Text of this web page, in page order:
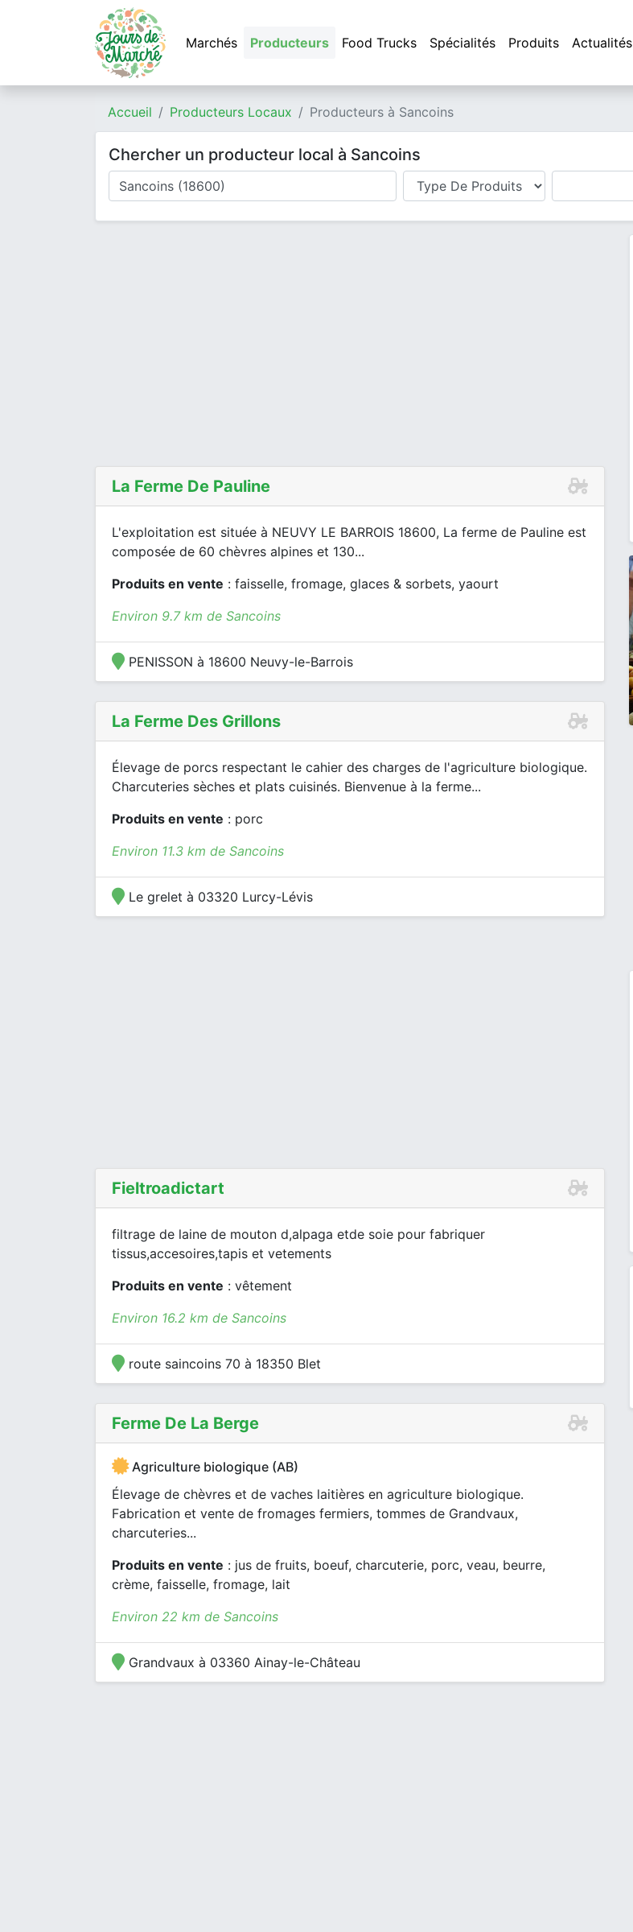
Marchés Producteurs Food Trucks Spécialités Produits Actualités
Accueil Producteurs Locaux Producteurs à Sancoins
Chercher un producteur local à Sancoins
Où cherchez-vous un producteur ?
Type de produits
Produits
Mode de livraison
La Ferme De Pauline
L'exploitation est située à NEUVY LE BARROIS 18600, La ferme de Pauline est
composée de 60 chèvres alpines et 130...
Produits en vente : faisselle, fromage, glaces & sorbets, yaourt
Environ 9.7 km de Sancoins
PENISSON à 18600 Neuvy-le-Barrois
La Ferme Des Grillons
Élevage de porcs respectant le cahier des charges de l'agriculture biologique.
Charcuteries sèches et plats cuisinés. Bienvenue à la ferme...
Produits en vente : porc
Environ 11.3 km de Sancoins
Le grelet à 03320 Lurcy-Lévis
Fieltroadictart
filtrage de laine de mouton d,alpaga etde soie pour fabriquer
tissus,accesoires,tapis et vetements
Produits en vente : vêtement
Environ 16.2 km de Sancoins
route saincoins 70 à 18350 Blet
Ferme De La Berge
Agriculture biologique (AB)
Élevage de chèvres et de vaches laitières en agriculture biologique.
Fabrication et vente de fromages fermiers, tommes de Grandvaux,
charcuteries...
Produits en vente : jus de fruits, boeuf, charcuterie, porc, veau, beurre,
crème, faisselle, fromage, lait
Environ 22 km de Sancoins
Grandvaux à 03360 Ainay-le-Château